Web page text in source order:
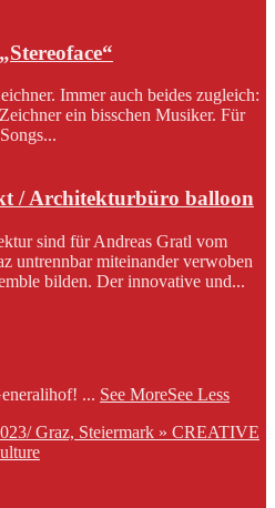
Immer auch beides zugleich:
ein bisschen Musiker. Für
/ Architekturbüro balloon
sind für Andreas Gratl vom
untrennbar miteinander verwoben
bilden. Der innovative und...
... See MoreSee Less
Graz, Steiermark » CREATIVE